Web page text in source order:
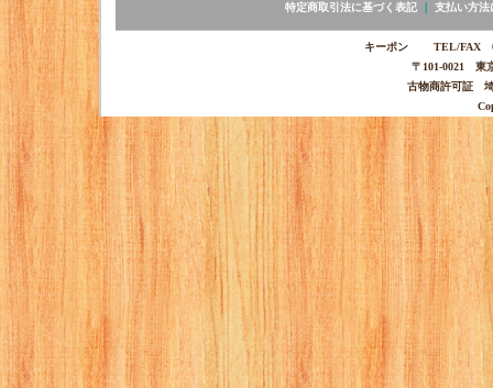
特定商取引法に基づく表記｜ 支払い方法
キーポン TEL/FAX
〒101-0021 東
古物商許可証